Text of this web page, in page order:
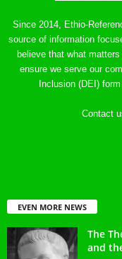
Since 2014, Ethio-
source of information
believe that what
ensure we serve our
Inclusion (DEI)
Contact
EVEN MORE NEWS
The
and